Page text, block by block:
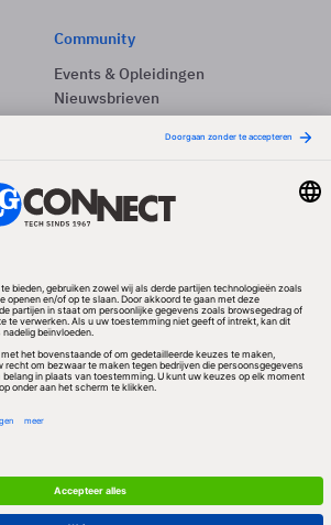
Community
Events & Opleidingen
Nieuwsbrieven
Vacatures